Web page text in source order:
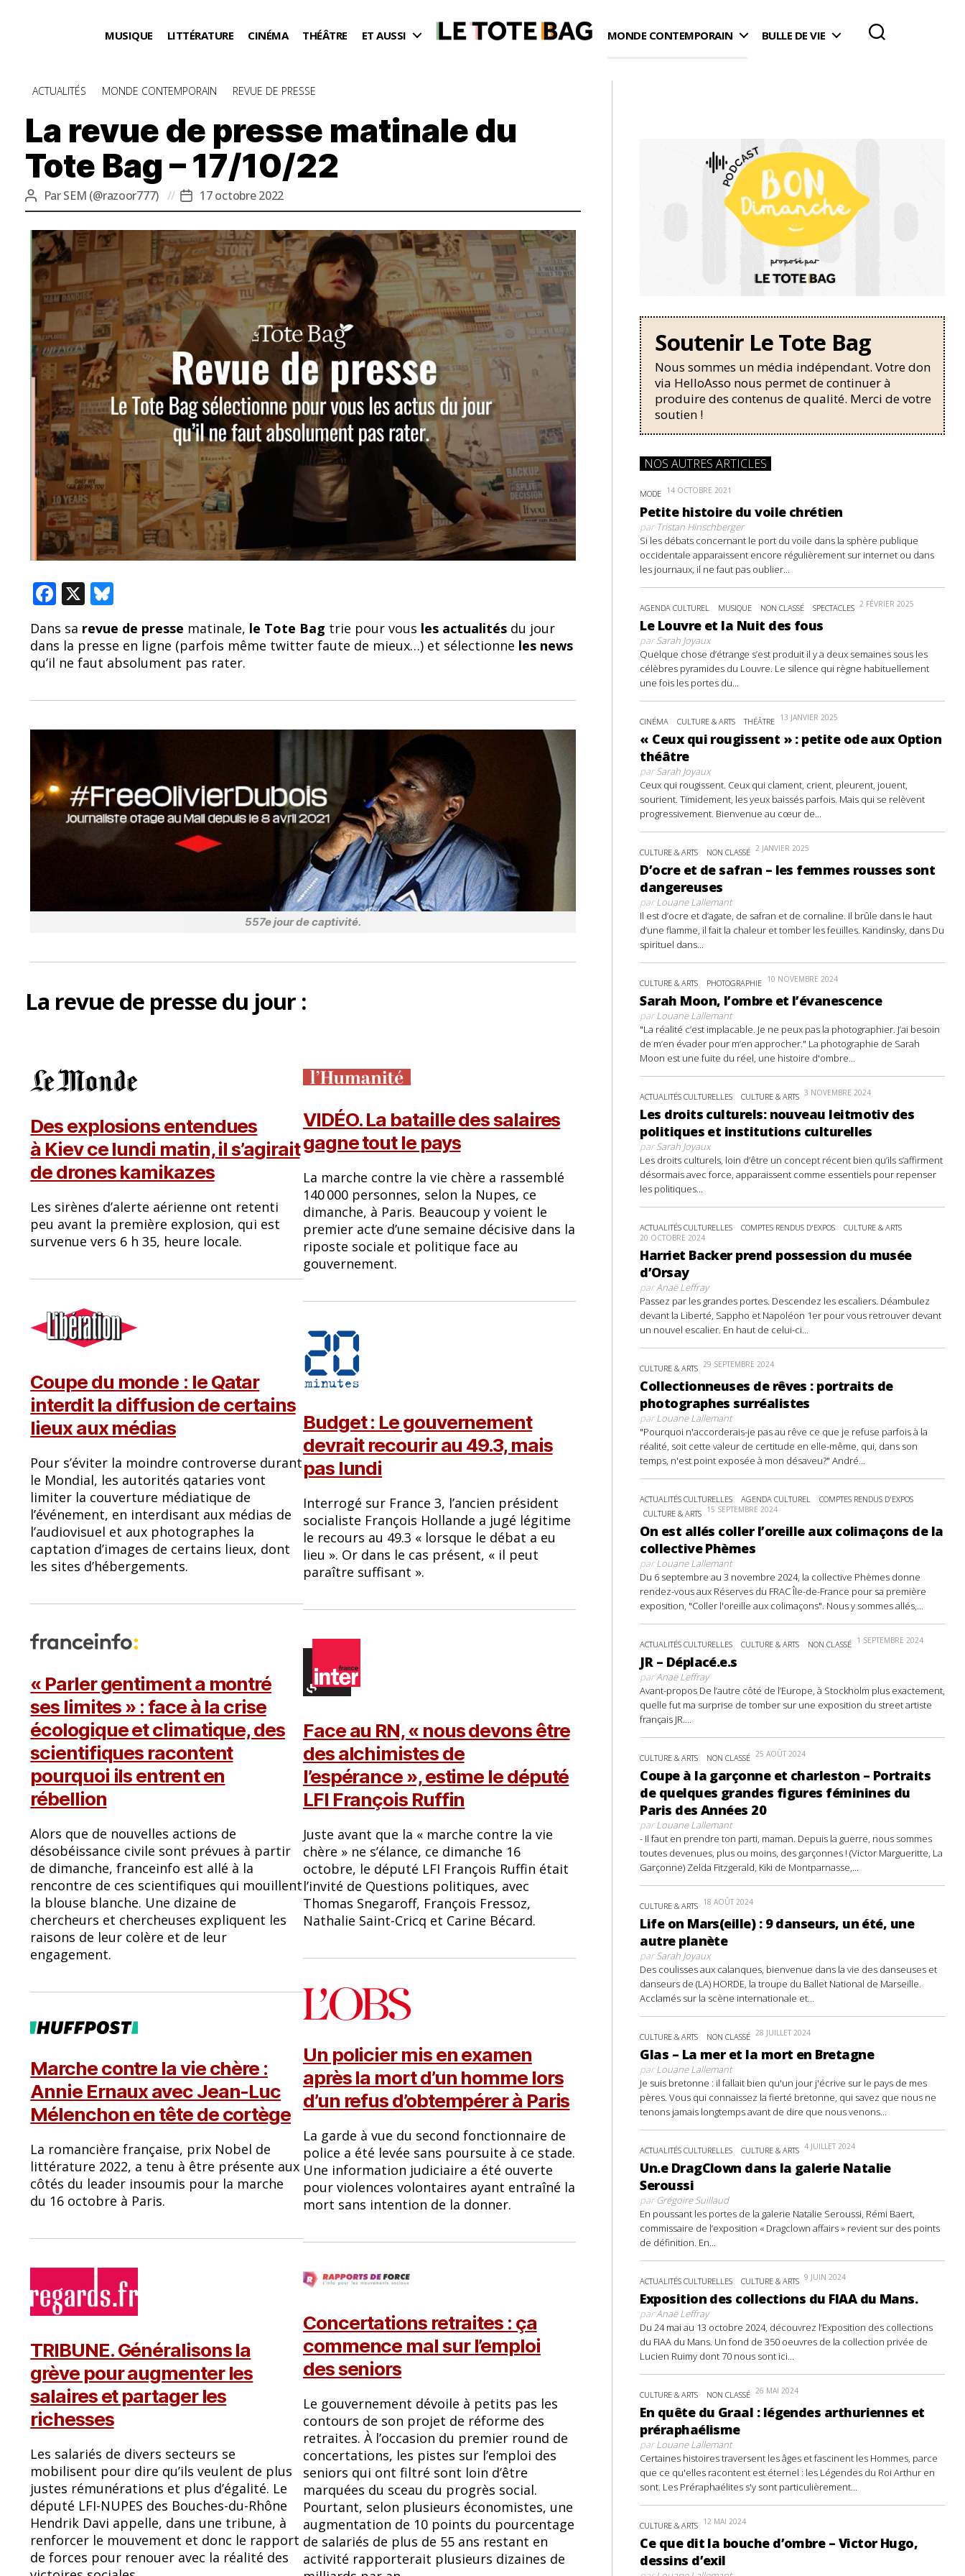
MUSIQUE LITTÉRATURE CINÉMA THÉÂTRE ET AUSSI MONDE CONTEMPORAIN BULLE DE VIE
Catégories
ACTUALITÉS MONDE CONTEMPORAIN REVUE DE PRESSE
La revue de presse matinale du
Tote Bag – 17/10/22
Auteur
de
l’article
ParSEM (@razoor777)
Date
de
l’article
17 octobre 2022
F
e
b
o
k
X
u
e
sk
Dans sa revue de presse matinale, le Tote Bag trie pour vous les actualités du jour
dans la presse en ligne (parfois même twitter faute de mieux…) et sélectionne les news
qu’il ne faut absolument pas rater.
557e jour de captivité.
La revue de pressedu jour :
Des explosions entendues
à Kiev ce lundi matin, il s’agirait
de drones kamikazes
Les sirènes d’alerte aérienne ont retenti
peu avant la première explosion, qui est
survenue vers 6 h 35, heure locale.
Coupe du monde : le Qatar
interdit la diffusion de certains
lieux aux médias
Pour s’éviter la moindre controverse durant
le Mondial, les autorités qataries vont
limiter la couverture médiatique de
l’événement, en interdisant aux médias de
l’audiovisuel et aux photographes la
captation d’images de certains lieux, dont
les sites d’hébergements.
« Parler gentiment a montré
ses limites » : face à la crise
écologique et climatique, des
scientifiques racontent
pourquoi ils entrent en
rébellion
Alors que de nouvelles actions de
désobéissance civile sont prévues à partir
de dimanche, franceinfo est allé à la
rencontre de ces scientifiques qui mouillent
la blouse blanche. Une dizaine de
chercheurs et chercheuses expliquent les
raisons de leur colère et de leur
engagement.
Marche contre la vie chère :
Annie Ernaux avec Jean-Luc
Mélenchon en tête de cortège
La romancière française, prix Nobel de
littérature 2022, a tenu à être présente aux
côtés du leader insoumis pour la marche
du 16 octobre à Paris.
TRIBUNE. Généralisons la
grève pour augmenter les
salaires et partager les
richesses
Les salariés de divers secteurs se
mobilisent pour dire qu’ils veulent de plus
justes rémunérations et plus d’égalité. Le
député LFI-NUPES des Bouches-du-Rhône
Hendrik Davi appelle, dans une tribune, à
renforcer le mouvement et donc le rapport
de forces pour renouer avec la réalité des
VIDÉO. La bataille des salaires
gagne tout le pays
La marche contre la vie chère a rassemblé
140 000 personnes, selon la Nupes, ce
dimanche, à Paris. Beaucoup y voient le
premier acte d’une semaine décisive dans la
riposte sociale et politique face au
gouvernement.
Budget : Le gouvernement
devrait recourir au 49.3, mais
pas lundi
Interrogé sur France 3, l’ancien président
socialiste François Hollande a jugé légitime
le recours au 49.3 « lorsque le débat a eu
lieu ». Or dans le cas présent, « il peut
paraître suffisant ».
Face au RN, « nous devons être
des alchimistes de
l’espérance », estime le député
LFI François Ruffin
Juste avant que la « marche contre la vie
chère » ne s’élance, ce dimanche 16
octobre, le député LFI François Ruffin était
l’invité de Questions politiques, avec
Thomas Snegaroff, François Fressoz,
Nathalie Saint-Cricq et Carine Bécard.
Un policier mis en examen
après la mort d’un homme lors
d’un refus d’obtempérer à Paris
La garde à vue du second fonctionnaire de
police a été levée sans poursuite à ce stade.
Une information judiciaire a été ouverte
pour violences volontaires ayant entraîné la
mort sans intention de la donner.
Concertations retraites : ça
commence mal sur l’emploi
des seniors
Le gouvernement dévoile à petits pas les
contours de son projet de réforme des
retraites. À l’occasion du premier round de
concertations, les pistes sur l’emploi des
seniors qui ont filtré sont loin d’être
marquées du sceau du progrès social.
Pourtant, selon plusieurs économistes, une
augmentation de 10 points du pourcentage
de salariés de plus de 55 ans restant en
activité rapporterait plusieurs dizaines de
Soutenir Le Tote Bag
Nous sommes un média indépendant. Votre don
via HelloAsso nous permet de continuer à
produire des contenus de qualité. Merci de votre
soutien !
NOS AUTRES ARTICLES
MODE 14 OCTOBRE 2021
Petite histoire du voile chrétien
parTristan Hinschberger
Si les débats concernant le port du voile dans la sphère publique
occidentale apparaissent encore régulièrement sur internet ou dans
les journaux, il ne faut pas oublier...
AGENDA CULTUREL MUSIQUE NON CLASSÉ SPECTACLES 2 FÉVRIER 2025
Le Louvre et la Nuit des fous
parSarah Joyaux
Quelque chose d’étrange s’est produit il y a deux semaines sous les
célèbres pyramides du Louvre. Le silence qui règne habituellement
une fois les portes du...
CINÉMA CULTURE & ARTS THÉÂTRE 13 JANVIER 2025
« Ceux qui rougissent » : petite ode aux Option
théâtre
parSarah Joyaux
Ceux qui rougissent. Ceux qui clament, crient, pleurent, jouent,
sourient. Timidement, les yeux baissés parfois. Mais qui se relèvent
progressivement. Bienvenue au cœur de...
CULTURE & ARTS NON CLASSÉ 2 JANVIER 2025
D’ocre et de safran – les femmes rousses sont
dangereuses
parLouane Lallemant
Il est d’ocre et d’agate, de safran et de cornaline. Il brûle dans le haut
d’une flamme, il fait la chaleur et tomber les feuilles. Kandinsky, dans Du
spirituel dans...
CULTURE & ARTS PHOTOGRAPHIE 10 NOVEMBRE 2024
Sarah Moon, l’ombre et l’évanescence
parLouane Lallemant
"La réalité c’est implacable. Je ne peux pas la photographier. J’ai besoin
de m’en évader pour m’en approcher." La photographie de Sarah
Moon est une fuite du réel, une histoire d'ombre...
ACTUALITÉS CULTURELLES CULTURE & ARTS 3 NOVEMBRE 2024
Les droits culturels: nouveau leitmotiv des
politiques et institutions culturelles
parSarah Joyaux
Les droits culturels, loin d’être un concept récent bien qu’ils s’affirment
désormais avec force, apparaissent comme essentiels pour repenser
les politiques...
ACTUALITÉS CULTURELLES COMPTES RENDUS D'EXPOS CULTURE & ARTS
20 OCTOBRE 2024
Harriet Backer prend possession du musée
d’Orsay
parAnaë Leffray
Passez par les grandes portes. Descendez les escaliers. Déambulez
devant la Liberté, Sappho et Napoléon 1er pour vous retrouver devant
un nouvel escalier. En haut de celui-ci...
CULTURE & ARTS 29 SEPTEMBRE 2024
Collectionneuses de rêves : portraits de
photographes surréalistes
parLouane Lallemant
"Pourquoi n'accorderais-je pas au rêve ce que je refuse parfois à la
réalité, soit cette valeur de certitude en elle-même, qui, dans son
temps, n'est point exposée à mon désaveu?" André...
ACTUALITÉS CULTURELLES AGENDA CULTUREL
COMPTES RENDUS D'EXPOS
CULTURE & ARTS 15 SEPTEMBRE 2024
On est allés coller l’oreille aux colimaçons de la
collective Phèmes
parLouane Lallemant
Du 6 septembre au 3 novembre 2024, la collective Phèmes donne
rendez-vous aux Réserves du FRAC Île-de-France pour sa première
exposition, "Coller l'oreille aux colimaçons". Nous y sommes allés,...
ACTUALITÉS CULTURELLES CULTURE & ARTS NON CLASSÉ 1 SEPTEMBRE 2024
JR – Déplacé.e.s
parAnaë Leffray
Avant-propos De l’autre côté de l’Europe, à Stockholm plus exactement,
quelle fut ma surprise de tomber sur une exposition du street artiste
français JR....
CULTURE & ARTS NON CLASSÉ 25 AOÛT 2024
Coupe à la garçonne et charleston – Portraits
de quelques grandes figures féminines du
Paris des Années 20
parLouane Lallemant
- Il faut en prendre ton parti, maman. Depuis la guerre, nous sommes
toutes devenues, plus ou moins, des garçonnes ! (Victor Margueritte, La
Garçonne) Zelda Fitzgerald, Kiki de Montparnasse,...
CULTURE & ARTS 18 AOÛT 2024
Life on Mars(eille) : 9 danseurs, un été, une
autre planète
parSarah Joyaux
Des coulisses aux calanques, bienvenue dans la vie des danseuses et
danseurs de (LA) HORDE, la troupe du Ballet National de Marseille.
Acclamés sur la scène internationale et...
CULTURE & ARTS NON CLASSÉ 28 JUILLET 2024
Glas – La mer et la mort en Bretagne
parLouane Lallemant
Je suis bretonne : il fallait bien qu'un jour j'écrive sur le pays de mes
pères. Vous qui connaissez la fierté bretonne, qui savez que nous ne
tenons jamais longtemps avant de dire que nous venons...
ACTUALITÉS CULTURELLES CULTURE & ARTS 4 JUILLET 2024
Un.e DragClown dans la galerie Natalie
Seroussi
parGrégoire Suillaud
En poussant les portes de la galerie Natalie Seroussi, Rémi Baert,
commissaire de l’exposition « Dragclown affairs » revient sur des points
de définition. En...
ACTUALITÉS CULTURELLES CULTURE & ARTS 9 JUIN 2024
Exposition des collections du FIAA du Mans.
parAnaë Leffray
Du 24 mai au 13 octobre 2024, découvrez l’Exposition des collections
du FIAA du Mans. Un fond de 350 oeuvres de la collection privée de
Lucien Ruimy dont 70 nous sont ici...
CULTURE & ARTS NON CLASSÉ 26 MAI 2024
En quête du Graal : légendes arthuriennes et
préraphaélisme
parLouane Lallemant
Certaines histoires traversent les âges et fascinent les Hommes, parce
que ce qu'elles racontent est éternel : les Légendes du Roi Arthur en
sont. Les Préraphaélites s'y sont particulièrement...
CULTURE & ARTS 12 MAI 2024
Ce que dit la bouche d’ombre – Victor Hugo,
dessins d’exil